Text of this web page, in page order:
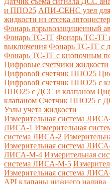
и ППО25 АПИ-СЕНС узел для
жидкости из отсека
Фонарь взрывозащищенный
Фонарь ТС-ТГ Фонарь ТС-ТГ
выключения Фонарь ТС-ТГ с
Фонарь ТС-ТГ с кнопочным
Цифровые счетчики жидкости
Цифровой счетчик ППО25
Цифровой счетчик ППО25 с
ППО25 с ДСС и клапаном
клапаном Счетчик ППО25 с
Узлы учета жидкости
Измерительная система
ЛИСА-1 Измерительная
система ЛИСА-2
Измерительная система
ЛИСА-М-4 Измерительная
система ЛИСА-М-5
Измерительная система
API клапаны нижнего налива